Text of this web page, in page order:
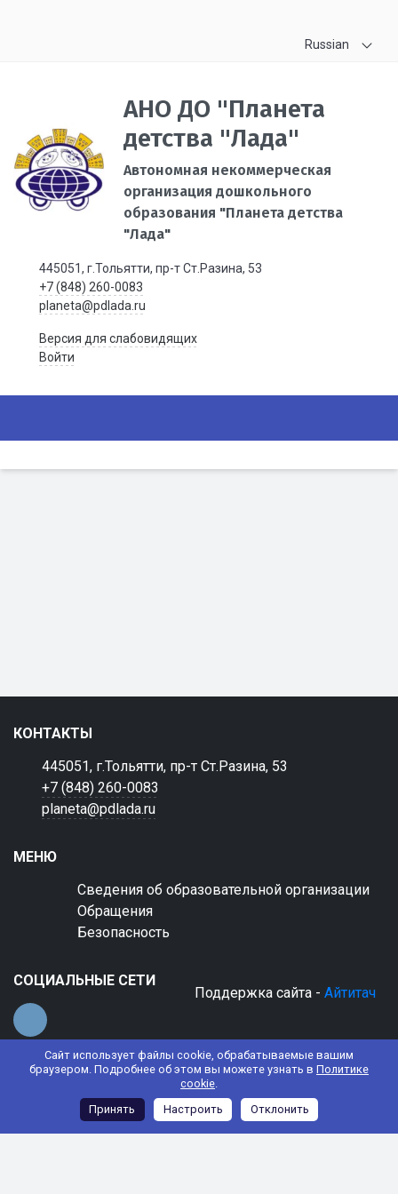
Сайт использует файлы cookie, обрабатываемые вашим
браузером. Подробнее об этом вы можете узнать в Политике
cookie.
Принять
Настроить Отклонить
Russian
АНО ДО "Планета
детства "Лада"
Автономная некоммерческая
организация дошкольного
образования "Планета детства
"Лада"
445051, г.Тольятти, пр-т Ст.Разина, 53
+7 (848) 260-0083
planeta@pdlada.ru
Версия для слабовидящих
Войти
КОНТАКТЫ
445051, г.Тольятти, пр-т Ст.Разина, 53
+7 (848) 260-0083
planeta@pdlada.ru
МЕНЮ
Сведения об образовательной организации
Обращения
Безопасность
СОЦИАЛЬНЫЕ СЕТИ
Поддержка сайта - Айтитач
© 2022 АНО ДО "Планета детства "Лада"